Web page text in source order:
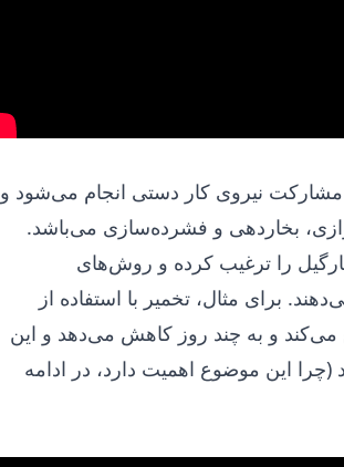
مشارکت نیروی کار دستی انجام می‌شود و
بخاردهی و فشرده‌سازی می‌باشد.
را ترغیب کرده و روش‌های
برای مثال، تخمیر با استفاده از
می‌کند و به چند روز کاهش می‌دهد و این
این موضوع اهمیت دارد، در ادامه